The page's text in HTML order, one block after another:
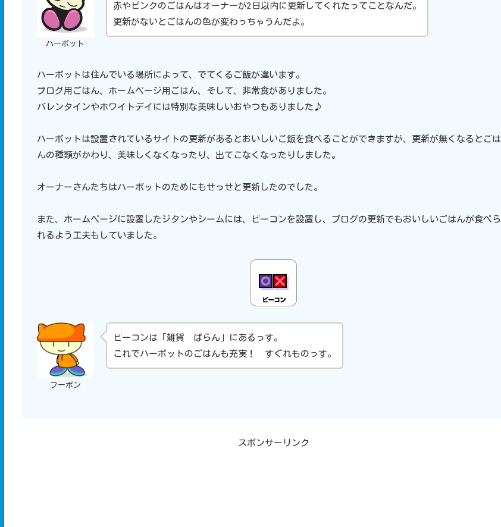
ハーボット
赤やピンクのごはんはオーナーが2日以内に更新してくれたってことなんだ。
更新がないとごはんの色が変わっちゃうんだよ。
ハーボットは住んでいる場所によって、でてくるご飯が違います。
ブログ用ごはん、ホームページ用ごはん、そして、非常食がありました。
バレンタインやホワイトデイには特別な美味しいおやつもありました♪
ハーボットは設置されているサイトの更新があるとおいしいご飯を食べることができますが、更新が無くなるとごは
んの種類がかわり、美味しくなくなったり、出てこなくなったりしました。
オーナーさんたちはハーボットのためにもせっせと更新したのでした。
また、ホームページに設置したジタンやシームには、ビーコンを設置し、ブログの更新でもおいしいごはんが食べら
れるよう工夫もしていました。
フーボン
ビーコンは「雑貨 ばらん」にあるっす。
これでハーボットのごはんも充実！ すぐれものっす。
スポンサーリンク